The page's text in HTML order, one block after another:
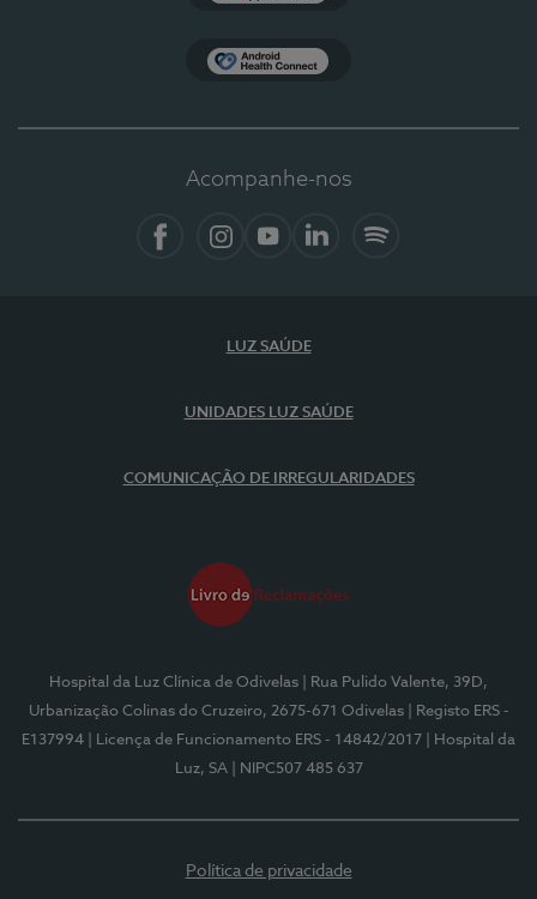
Acompanhe-nos
LUZ SAÚDE
UNIDADES LUZ SAÚDE
COMUNICAÇÃO DE IRREGULARIDADES
Hospital da Luz Clínica de Odivelas
| Rua Pulido Valente, 39D,
Urbanização Colinas do Cruzeiro, 2675-671 Odivelas
| Registo ERS -
E137994
| Licença de Funcionamento ERS - 14842/2017
| Hospital da
Luz, SA
| NIPC507 485 637
Política de privacidade